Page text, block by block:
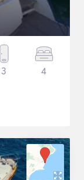
3 4